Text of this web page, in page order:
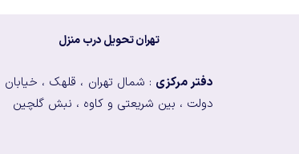
تهران تحویل درب منزل
دفتر مرکزی : شمال تهران ، قلهک ، خیابان
دولت ، بین شریعتی و کاوه ، نبش گلچین